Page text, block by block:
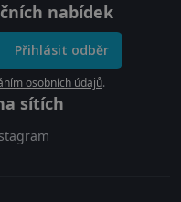
nabídek
Přihlásit odběr
osobních údajů.
sítích